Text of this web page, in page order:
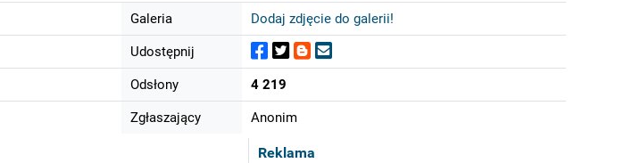
Galeria Dodaj zdjęcie do galerii!
Udostępnij
Odsłony 4 219
Zgłaszający Anonim
Reklama